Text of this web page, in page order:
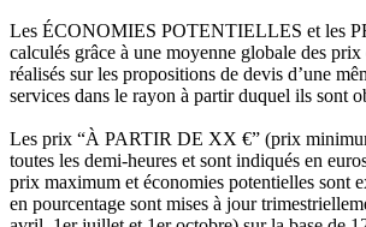
Les ÉCONOMIES POTENTIELLES et les
calculés grâce à une moyenne globale des prix
réalisés sur les propositions de devis d’une
services dans le rayon à partir duquel ils sont
Les prix “À PARTIR DE XX €” (prix
toutes les demi-heures et sont indiqués en
prix maximum et économies potentielles sont
en pourcentage sont mises à jour